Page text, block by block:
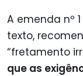
A emenda nº
texto,
“fretamento
que as